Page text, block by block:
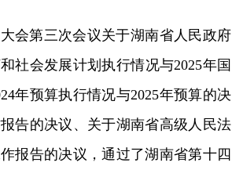
会第三次会议关于湖南省人民政府
社会发展计划执行情况与2025年国
年预算执行情况与2025年预算的决
告的决议、关于湖南省高级人民法
报告的决议，通过了湖南省第十四